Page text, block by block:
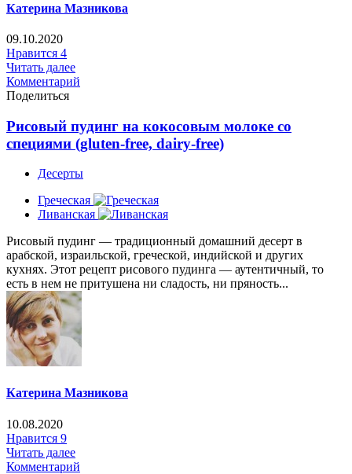
Катерина Мазникова
09.10.2020
Нравится 4
Читать далее
Комментарий
Поделиться
Рисовый пудинг на кокосовым молоке со
специями (gluten-free, dairy-free)
Десерты
Греческая
Ливанская
Рисовый пудинг — традиционный домашний десерт в
арабской, израильской, греческой, индийской и других
кухнях. Этот рецепт рисового пудинга — аутентичный, то
есть в нем не притушена ни сладость, ни пряность...
Катерина Мазникова
10.08.2020
Нравится 9
Читать далее
Комментарий